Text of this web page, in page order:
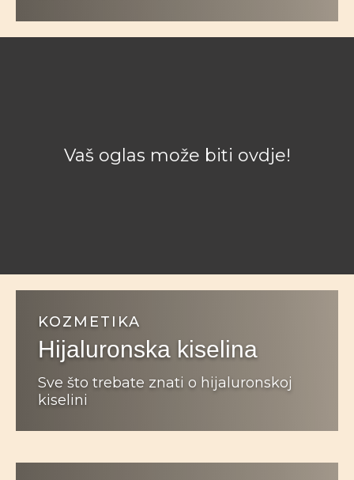
KOZMETIKA
Hijaluronska kiselina
Sve što trebate znati o hijaluronskoj
kiselini